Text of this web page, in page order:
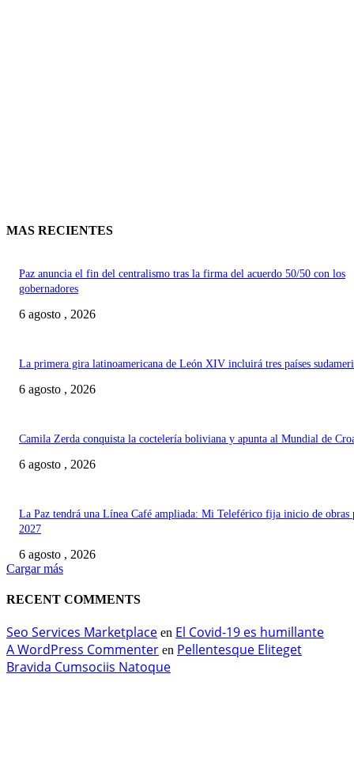
MAS RECIENTES
Paz anuncia el fin del centralismo tras la firma del acuerdo 50/50 con los
gobernadores
6 agosto , 2026
La primera gira latinoamericana de León XIV incluirá tres países
6 agosto , 2026
Camila Zerda conquista la coctelería boliviana y apunta al Mundial de
6 agosto , 2026
La Paz tendrá una Línea Café ampliada: Mi Teleférico fija inicio de obras
2027
6 agosto , 2026
Cargar más
RECENT COMMENTS
Seo Services Marketplace en El Covid-19 es humillante
A WordPress Commenter en Pellentesque Eliteget
Bravida Cumsociis Natoque